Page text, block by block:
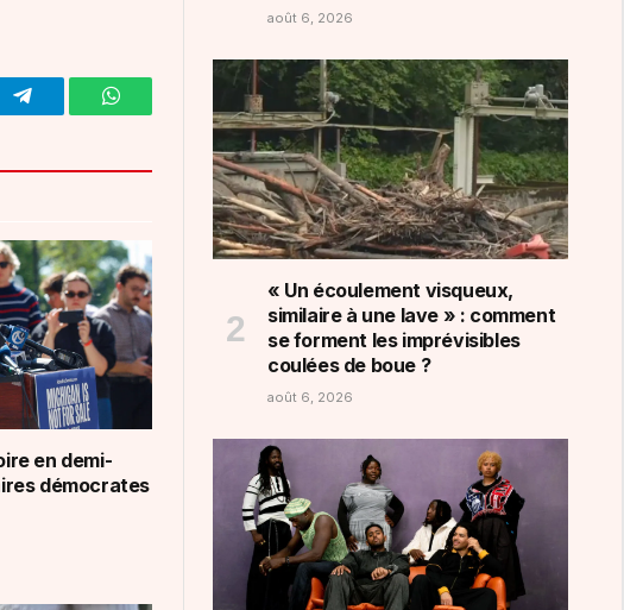
Telegram WhatsApp
en demi-
démocrates
août 6, 2026
« Un écoulement visqueux,
similaire à une lave » : comment
se forment les imprévisibles
coulées de boue ?
août 6, 2026